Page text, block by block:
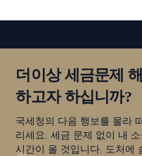
더이상 세금문제
하고자 하십니까?
국세청의 다음 행보를 몰라
리세요. 세금 문제 없이 내
시간이 올 것입니다. 도처에